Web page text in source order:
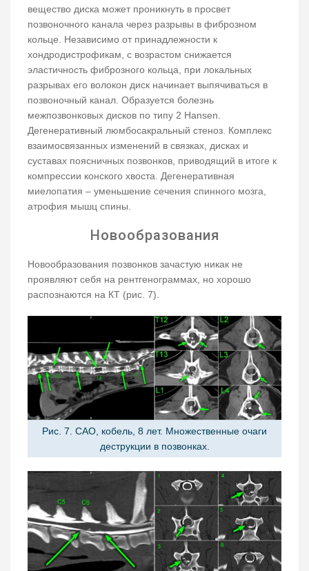
вещество диска может проникнуть в просвет
позвоночного канала через разрывы в фиброзном
кольце. Независимо от принадлежности к
хондродистрофикам, с возрастом снижается
эластичность фиброзного кольца, при локальных
разрывах его волокон диск начинает выпячиваться в
позвоночный канал. Образуется болезнь
межпозвонковых дисков по типу 2 Hansen.
Дегенеративный люмбосакральный стеноз. Комплекс
взаимосвязанных изменений в связках, дисках и
суставах поясничных позвонков, приводящий в итоге к
компрессии конского хвоста. Дегенеративная
миелопатия – уменьшение сечения спинного мозга,
атрофия мышц спины.
Новообразования
Новообразования позвонков зачастую никак не
проявляют себя на рентгенограммах, но хорошо
распознаются на КТ (рис. 7).
Рис. 7. САО, кобель, 8 лет. Множественные очаги
деструкции в позвонках.